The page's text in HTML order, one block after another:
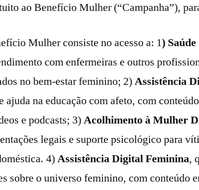
ao Benefício Mulher (“Campanha”),
Mulher consiste no acesso a: 1)
com enfermeiras e outros
no bem-estar feminino; 2)Assistência
ajuda na educação com afeto, com
e podcasts; 3)Acolhimento à Mulher
legais e suporte psicológico para
4)Assistência Digital Feminina,
sobre o universo feminino, com conteúdo